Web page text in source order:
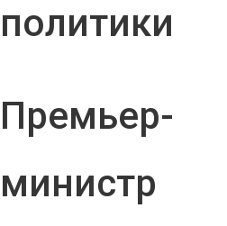
политики
Премьер-
министр